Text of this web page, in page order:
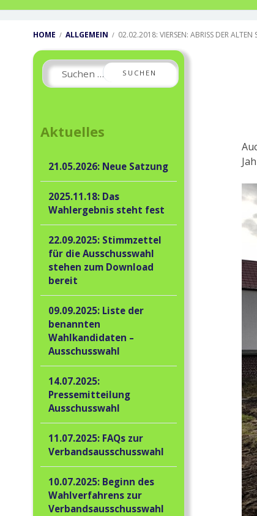
Breadcrumbs
HOME ALLGEMEIN 02.02.2018: VIERSEN: ABRISS DER
Primary
Sidebar
Suchen
nach:
Aktuelles
21.05.2026: Neue Satzung
2025.11.18: Das
Wahlergebnis steht fest
22.09.2025: Stimmzettel
für die Ausschusswahl
stehen zum Download
bereit
09.09.2025: Liste der
benannten
Wahlkandidaten –
Ausschusswahl
14.07.2025:
Pressemitteilung
Ausschusswahl
11.07.2025: FAQs zur
Verbandsausschusswahl
10.07.2025: Beginn des
Wahlverfahrens zur
Verbandsausschusswahl